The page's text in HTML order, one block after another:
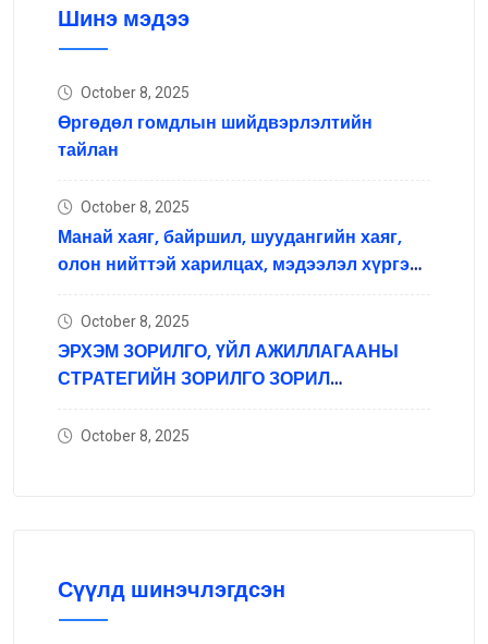
Шинэ мэдээ
October 8, 2025
Өргөдөл гомдлын шийдвэрлэлтийн
тайлан
October 8, 2025
Манай хаяг, байршил, шуудангийн хаяг,
олон нийттэй харилцах, мэдээлэл хүргэх
October 8, 2025
ЭРХЭМ ЗОРИЛГО, ҮЙЛ АЖИЛЛАГААНЫ
СТРАТЕГИЙН ЗОРИЛГО ЗОРИЛ
October 8, 2025
Сүүлд шинэчлэгдсэн